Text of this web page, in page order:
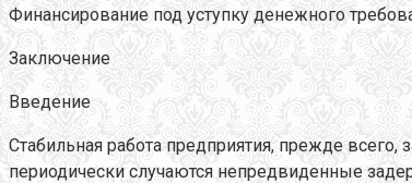
Финансирование под уступку денежного
Заключение
Введение
Стабильная работа предприятия, прежде
периодически случаются непредвиденные